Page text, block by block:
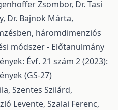
Zsombor, Dr. Tasi
Dr. Bajnok Márta,
háromdimenziós
módszer - Előtanulmány
Évf. 21 szám 2 (2023):
(GS-27)
Szentes Szilárd,
Levente, Szalai Ferenc,